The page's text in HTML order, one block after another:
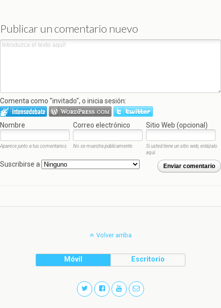
Publicar un comentario nuevo
Comenta como "invitado", o inicia sesión:
Nombre Correo electrónico Sitio Web (opcional)
Aparece junto a tus comentarios. No se muestra públicamente.
Si usted tiene un sitio web, enlázalo
aquí.
Enviar comentario
Suscribirse a
Volver arriba
Móvil Escritorio